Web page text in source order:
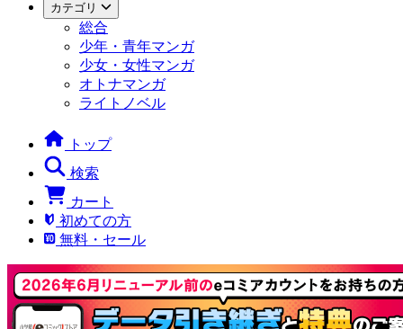
カテゴリ
総合
少年・青年マンガ
少女・女性マンガ
オトナマンガ
ライトノベル
トップ
検索
カート
初めての方
無料・セール